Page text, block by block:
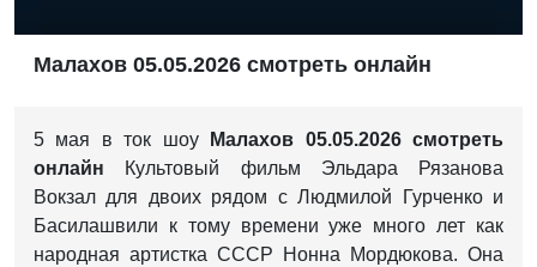
Малахов 05.05.2026 смотреть онлайн
5 мая в ток шоу
Малахов 05.05.2026 смотреть
онлайн
Культовый фильм Эльдара Рязанова
Вокзал для двоих рядом с Людмилой Гурченко и
Басилашвили к тому времени уже много лет как
народная артистка СССР Нонна Мордюкова. Она